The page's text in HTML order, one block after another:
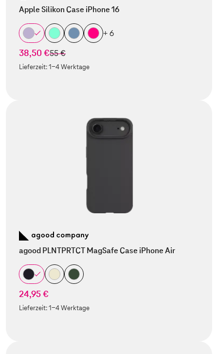
Apple Silikon Case iPhone 16
+ 6
38,50 €statt
55 €
Lieferzeit:1-4 Werktage
agood PLNTPRTCT MagSafe Case iPhone Air
24,95 €
Lieferzeit:1-4 Werktage